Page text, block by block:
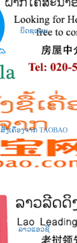
ບິດຊແລນ
ສັ່ງເຄື່ອງຈາກ TAOBAO
ລາວແອວຊີ